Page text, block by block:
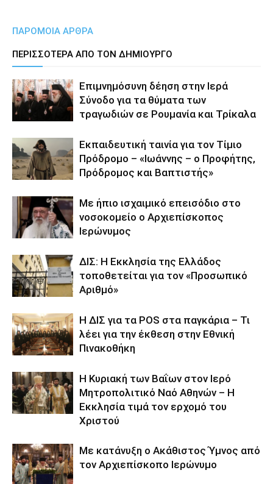
ΠΑΡΟΜΟΙΑ ΑΡΘΡΑ
ΠΕΡΙΣΣΟΤΕΡΑ ΑΠΟ ΤΟΝ ΔΗΜΙΟΥΡΓΟ
Επιμνημόσυνη δέηση στην Ιερά
Σύνοδο για τα θύματα των
τραγωδιών σε Ρουμανία και Τρίκαλα
Εκπαιδευτική ταινία για τον Τίμιο
Πρόδρομο – «Ιωάννης – ο Προφήτης,
Πρόδρομος και Βαπτιστής»
Με ήπιο ισχαιμικό επεισόδιο στο
νοσοκομείο ο Αρχιεπίσκοπος
Ιερώνυμος
ΔΙΣ: Η Εκκλησία της Ελλάδος
τοποθετείται για τον «Προσωπικό
Αριθμό»
Η ΔΙΣ για τα POS στα παγκάρια – Τι
λέει για την έκθεση στην Εθνική
Πινακοθήκη
Η Κυριακή των Βαΐων στον Ιερό
Μητροπολιτικό Ναό Αθηνών – Η
Εκκλησία τιμά τον ερχομό του
Χριστού
Με κατάνυξη ο Ακάθιστος Ύμνος από
τον Αρχιεπίσκοπο Ιερώνυμο